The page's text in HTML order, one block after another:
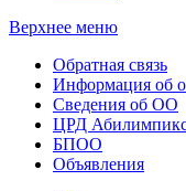
Верхнее меню
Обратная связь
Информация об
Сведения об ОО
ЦРД
БПОО
Объявления